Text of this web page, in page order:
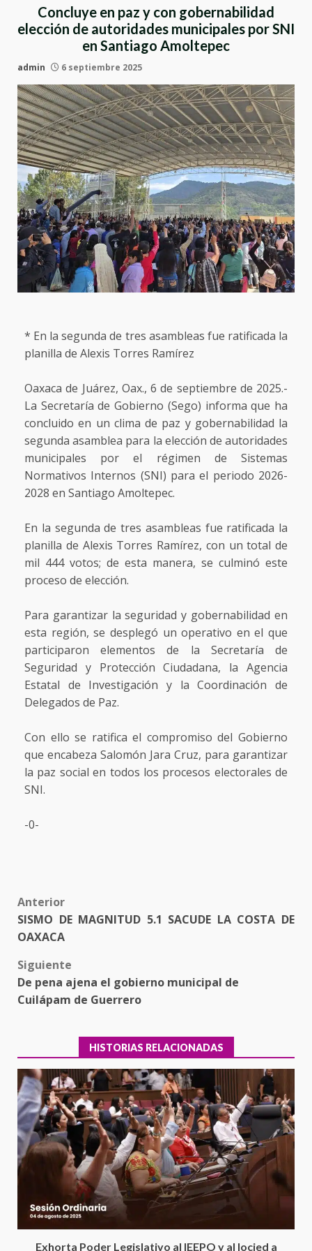
Concluye en paz y con gobernabilidad
elección de autoridades municipales por SNI
en Santiago Amoltepec
admin 6 septiembre 2025
* En la segunda de tres asambleas fue ratificada la
planilla de Alexis Torres Ramírez
Oaxaca de Juárez, Oax., 6 de septiembre de 2025.-
La Secretaría de Gobierno (Sego) informa que ha
concluido en un clima de paz y gobernabilidad la
segunda asamblea para la elección de autoridades
municipales por el régimen de Sistemas
Normativos Internos (SNI) para el periodo 2026-
2028 en Santiago Amoltepec.
En la segunda de tres asambleas fue ratificada la
planilla de Alexis Torres Ramírez, con un total de
mil 444 votos; de esta manera, se culminó este
proceso de elección.
Para garantizar la seguridad y gobernabilidad en
esta región, se desplegó un operativo en el que
participaron elementos de la Secretaría de
Seguridad y Protección Ciudadana, la Agencia
Estatal de Investigación y la Coordinación de
Delegados de Paz.
Con ello se ratifica el compromiso del Gobierno
que encabeza Salomón Jara Cruz, para garantizar
la paz social en todos los procesos electorales de
SNI.
-0-
Post
navigation
Anterior
SISMO DE MAGNITUD 5.1 SACUDE LA COSTA DE
OAXACA
Siguiente
De pena ajena el gobierno municipal de
Cuilápam de Guerrero
HISTORIAS RELACIONADAS
Exhorta Poder Legislativo al IEEPO y al Iocied a
Encuentro de Ariadna Montiel
con el Gobernador Salomón Jara
Cruz reafirma la consolidación
de la transformación en